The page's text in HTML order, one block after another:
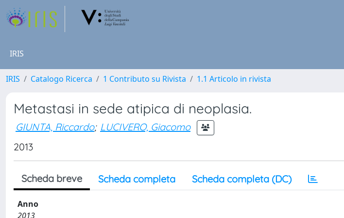
IRIS
IRIS Catalogo Ricerca 1 Contributo su Rivista 1.1 Articolo in rivista
Metastasi in sede atipica di neoplasia.
GIUNTA, Riccardo; LUCIVERO, Giacomo
2013
Scheda breve Scheda completa Scheda completa (DC)
Anno
2013